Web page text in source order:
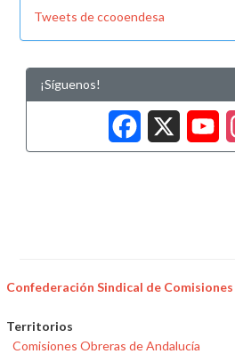
Tweets de ccooendesa
¡Síguenos!
X
Confederación Sindical de
Territorios
Comisiones Obreras de Andalucía